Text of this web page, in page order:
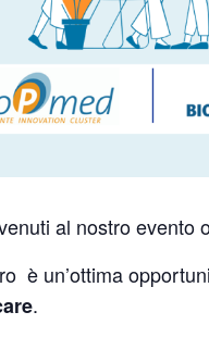
al nostro evento
è un’ottima
.